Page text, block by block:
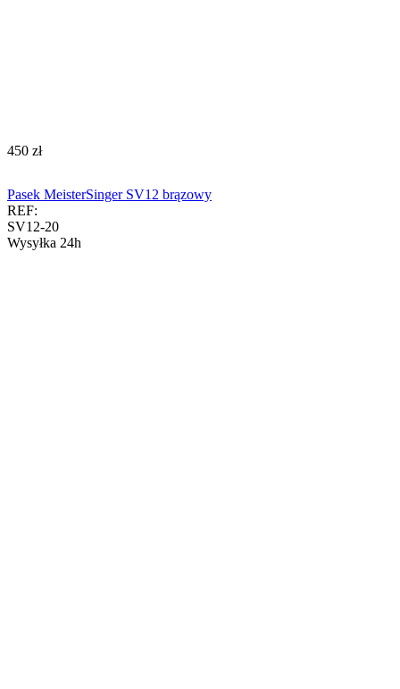
‍450‍ zł
Pasek MeisterSinger SV12 brązowy
REF:
SV12-20
Wysyłka 24h